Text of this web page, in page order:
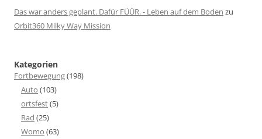
Das war anders geplant. Dafür FÜÜR. - Leben auf dem Boden zu
Orbit360 Milky Way Mission
Kategorien
Fortbewegung(198)
Auto (103)
ortsfest(5)
Rad (25)
Womo (63)